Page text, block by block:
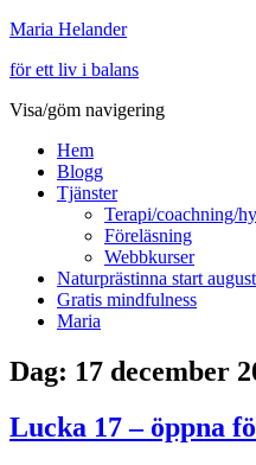
Maria Helander
för ett liv i balans
Visa/göm navigering
Hem
Blogg
Tjänster
Terapi/coachning/
Föreläsning
Webbkurser
Naturprästinna start
Gratis mindfulness
Maria
Dag: 17 december
Lucka 17 – öppna